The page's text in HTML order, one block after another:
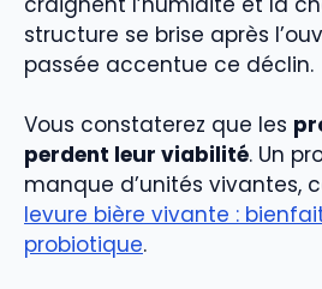
structure se brise après
passée accentue ce déclin.
Vous constaterez que les
perdent leur viabilité. Un
manque d’unités vivantes,
levure bière vivante :
probiotique.